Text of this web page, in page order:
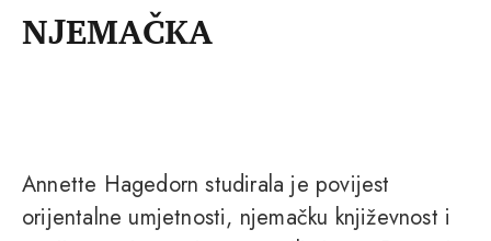
NJEMAČKA
Annette Hagedorn studirala je povijest
orijentalne umjetnosti, njemačku književnost i